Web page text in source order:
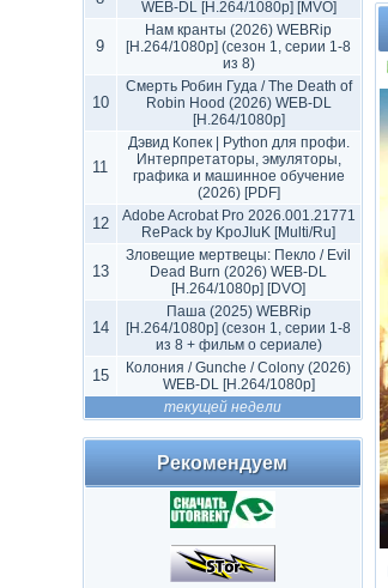
WEB-DL [H.264/1080p] [MVO]
9
Нам кранты (2026) WEBRip
[H.264/1080p] (сезон 1, серии 1-8
из 8)
10
Смерть Робин Гуда / The Death of
Robin Hood (2026) WEB-DL
[H.264/1080p]
11
Дэвид Копек | Python для профи.
Интерпретаторы, эмуляторы,
графика и машинное обучение
(2026) [PDF]
12
Adobe Acrobat Pro 2026.001.21771
RePack by KpoJIuK [Multi/Ru]
13
Зловещие мертвецы: Пекло / Evil
Dead Burn (2026) WEB-DL
[H.264/1080p] [DVO]
14
Паша (2025) WEBRip
[H.264/1080p] (сезон 1, серии 1-8
из 8 + фильм о сериале)
15
Колония / Gunche / Colony (2026)
WEB-DL [H.264/1080p]
текущей недели
Рекомендуем